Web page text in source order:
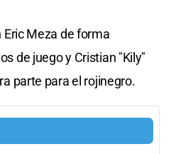
Meza de forma
de juego y Cristian "Kily"
parte para el rojinegro.